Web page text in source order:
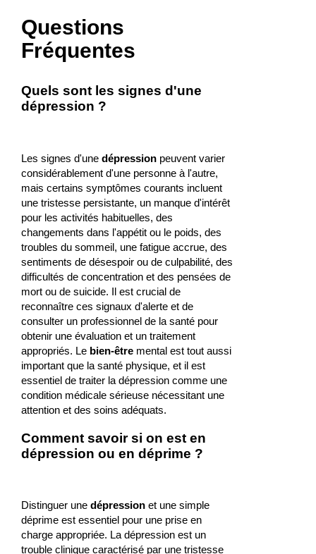
Questions
Fréquentes
Quels sont les signes d'une
dépression ?
Les signes d'une dépressionpeuvent varier
considérablement d'une personne à l'autre,
mais certains symptômes courants incluent
une tristesse persistante, un manque d'intérêt
pour les activités habituelles, des
changements dans l'appétit ou le poids, des
troubles du sommeil, une fatigue accrue, des
sentiments de désespoir ou de culpabilité, des
difficultés de concentration et des pensées de
mort ou de suicide. Il est crucial de
reconnaître ces signaux d'alerte et de
consulter un professionnel de la santé pour
obtenir une évaluation et un traitement
appropriés. Le bien-être mental est tout aussi
important que la santé physique, et il est
essentiel de traiter la dépression comme une
condition médicale sérieuse nécessitant une
attention et des soins adéquats.
Comment savoir si on est en
dépression ou en déprime ?
Distinguer une dépressionet une simple
déprime est essentiel pour une prise en
charge appropriée. La dépression est un
trouble clinique caractérisé par une tristesse